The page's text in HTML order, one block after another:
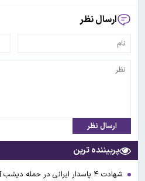
ارسال نظر
ارسال نظر
پربیننده ترین
شهادت ۴ پاسدار ایرانی در حمله دیشب آمریکت و عربستان به عراق